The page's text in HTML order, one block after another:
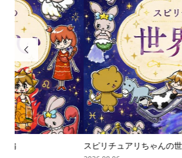

スピリチュアリちゃんの世界星占い ハワイ編